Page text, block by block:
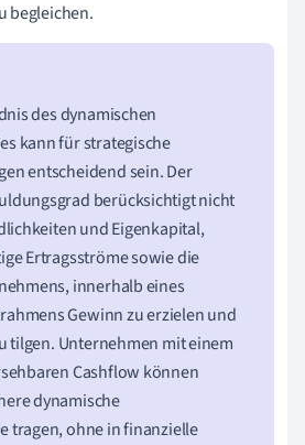
begleichen.
des dynamischen
kann für strategische
entscheidend sein. Der
berücksichtigt nicht
und Eigenkapital,
Ertragsströme sowie die
innerhalb eines
Gewinn zu erzielen und
tilgen. Unternehmen mit einem
Cashflow können
dynamische
tragen, ohne in finanzielle